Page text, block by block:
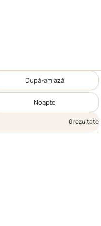
După-amiază
Noapte
0 rezultate